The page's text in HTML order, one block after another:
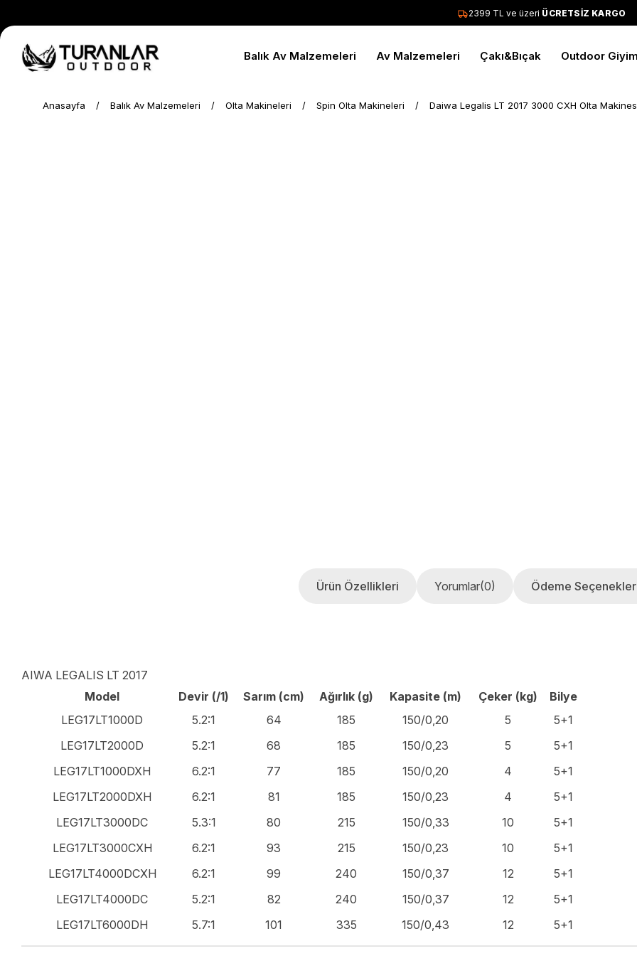
2399 TL ve üzeriÜCRETSİZ KARGO
Balık Av Malzemeleri Av Malzemeleri Çakı&Bıçak Outdoor
Anasayfa Balık Av Malzemeleri Olta Makineleri Spin Olta Makineleri Daiwa Legalis LT 2017 3000 CXH Olta
Ürün Özellikleri Yorumlar(0) Ödeme
AIWA LEGALIS LT 2017
Model
Devir (/1) Sarım (cm) Ağırlık (g) Kapasite (m) Çeker (kg)
Bilye
LEG17LT1000D
5.2:1 64 185 150/0,20 5
5+1
LEG17LT2000D
5.2:1 68 185 150/0,23 5
5+1
LEG17LT1000DXH
6.2:1 77 185 150/0,20 4
5+1
LEG17LT2000DXH
6.2:1 81 185 150/0,23 4
5+1
LEG17LT3000DC
5.3:1 80 215 150/0,33 10
5+1
LEG17LT3000CXH
6.2:1 93 215 150/0,23 10
5+1
LEG17LT4000DCXH
6.2:1 99 240 150/0,37 12
5+1
LEG17LT4000DC
5.2:1 82 240 150/0,37 12
5+1
LEG17LT6000DH
5.7:1 101 335 150/0,43 12 5+1